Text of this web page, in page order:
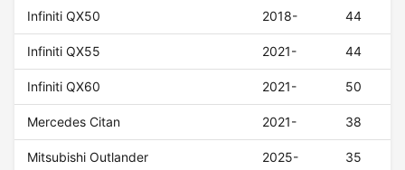
Infiniti QX50 2018- 44
Infiniti QX55 2021- 44
Infiniti QX60 2021- 50
Mercedes Citan 2021- 38
Mitsubishi Outlander 2025- 35